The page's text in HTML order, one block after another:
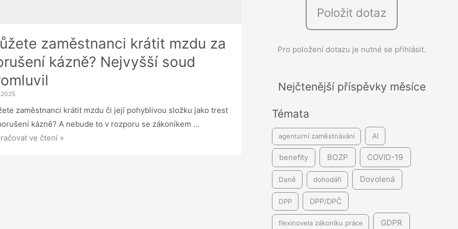
zaměstnanci krátit mzdu za
kázně? Nejvyšší soud
zaměstnanci krátit mzdu či její pohyblivou složku jako trest
kázně? A nebude to v rozporu se zákoníkem …
ve čtení »
Položit dotaz
Pro položení dotazu je nutné se přihlásit.
Nejčtenější příspěvky měsíce
Témata
agenturní zaměstnávání AI
benefity BOZP COVID-19
Daně dohodáři Dovolená
DPP DPP/DPČ
flexinovela zákoníku práce GDPR